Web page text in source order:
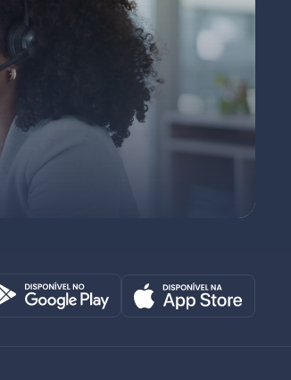
Octadesk
Online agora